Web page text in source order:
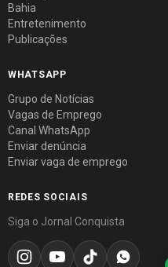
Bahia
Entretenimento
Publicações
WHATSAPP
Grupo de Notícias
Vagas de Emprego
Canal WhatsApp
Enviar denúncia
Enviar vaga de emprego
REDES SOCIAIS
Siga o Jornal Conquista